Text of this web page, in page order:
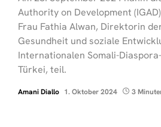
Authority on Development
Frau Fathia Alwan, Direktorin
Gesundheit und soziale
Internationalen Somali-
Türkei, teil.
Amani Diallo 1. Oktober 2024 3